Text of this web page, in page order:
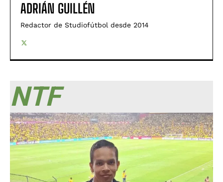
ADRIÁN GUILLÉN
Redactor de Studiofútbol desde 2014
NTF